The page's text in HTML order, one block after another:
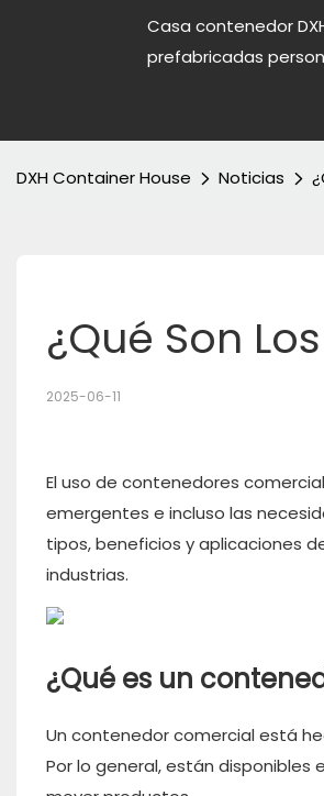
Casa contenedor
prefabricadas
DXH Container House Noticias
¿Qué Son
2025-06-11
El uso de contenedores
emergentes e incluso las
tipos, beneficios y aplicaciones
industrias.
¿Qué es un
Un contenedor comercial está
Por lo general, están disponibles